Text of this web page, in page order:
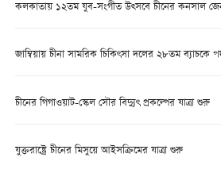
কলকাতায় ১২তম যুব-সংগীত উত্সবে চীনের কনসাল
জাম্বিয়ায় চীনা সামরিক চিকিৎসা দলের ২৮তম ব্যাচকে
চীনের গিগাওয়াট-স্কেল সৌর বিদ্যুৎ প্রকল্পের যাত্রা শুরু
যুক্তরাষ্ট্রে চীনের মিসুয়ে আইসক্রিমের যাত্রা শুরু